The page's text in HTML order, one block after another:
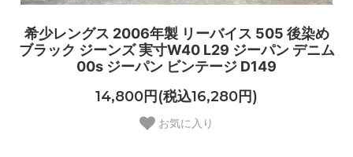
希少レングス 2006年製 リーバイス 505 後染め
ブラック ジーンズ 実寸W40 L29 ジーパン デニム
00s ジーパン ビンテージ D149
14,800円(税込16,280円)
お気に入り